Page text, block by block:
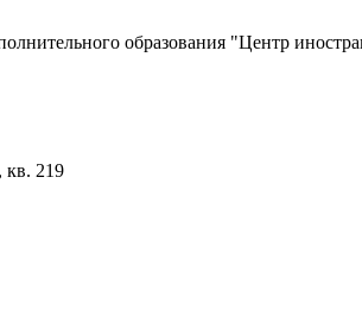
образования "Центр
кв. 219